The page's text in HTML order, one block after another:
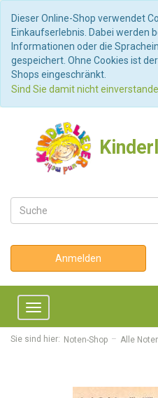
Dieser Online-Shop verwendet
Einkaufserlebnis. Dabei werden
Informationen oder die
gespeichert. Ohne Cookies ist
Shops eingeschränkt.
Sind Sie damit nicht
Anmelden
Toggle
navigation
Sie sind hier: Noten-Shop Alle